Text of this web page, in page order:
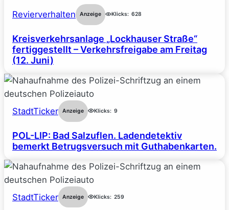
Revierverhalten Anzeige Klicks: 628
Kreisverkehrsanlage „Lockhauser Straße“
fertiggestellt – Verkehrsfreigabe am Freitag
(12. Juni)
StadtTicker Anzeige Klicks: 9
POL-LIP: Bad Salzuflen. Ladendetektiv
bemerkt Betrugsversuch mit Guthabenkarten.
StadtTicker Anzeige Klicks: 259